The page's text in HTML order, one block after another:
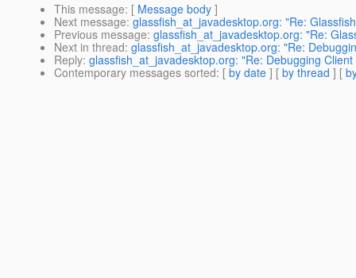
This message: [ Message body ]
Next message: glassfish_at_javadesktop.org: "Re:
Previous message: glassfish_at_javadesktop.org: "Re:
Next in thread: glassfish_at_javadesktop.org: "Re:
Reply: glassfish_at_javadesktop.org: "Re: Debugging
Contemporary messages sorted: [ by date ] [ by thread ] [